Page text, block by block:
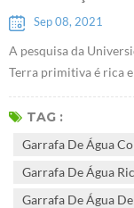
Sep 08, 2021
A pesquisa da
Terra primitiva é rica
"Estudo CU mostra a
hidrogênio, favorável à
hidrogênio é
tecnologias avanç...
TAG :
Garrafa De Água
Garrafa De Água
Garrafa De Água